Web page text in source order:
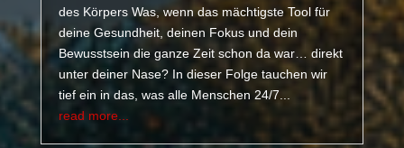
des Körpers Was, wenn das mächtigste Tool für
deine Gesundheit, deinen Fokus und dein
Bewusstsein die ganze Zeit schon da war… direkt
unter deiner Nase? In dieser Folge tauchen wir
tief ein in das, was alle Menschen 24/7...
read more...